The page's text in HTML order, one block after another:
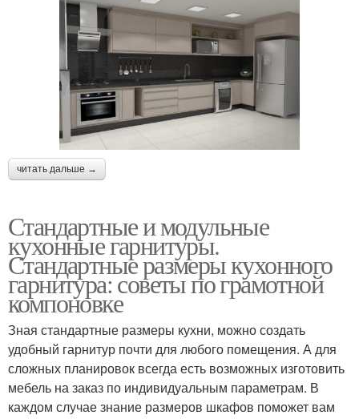
читать дальше →
Стандартные и модульные
кухонные гарнитуры.
Стандартные размеры кухонного
гарнитура: советы по грамотной
компоновке
Зная стандартные размеры кухни, можно создать
удобный гарнитур почти для любого помещения. А для
сложных планировок всегда есть возможных изготовить
мебель на заказ по индивидуальным параметрам. В
каждом случае знание размеров шкафов поможет вам